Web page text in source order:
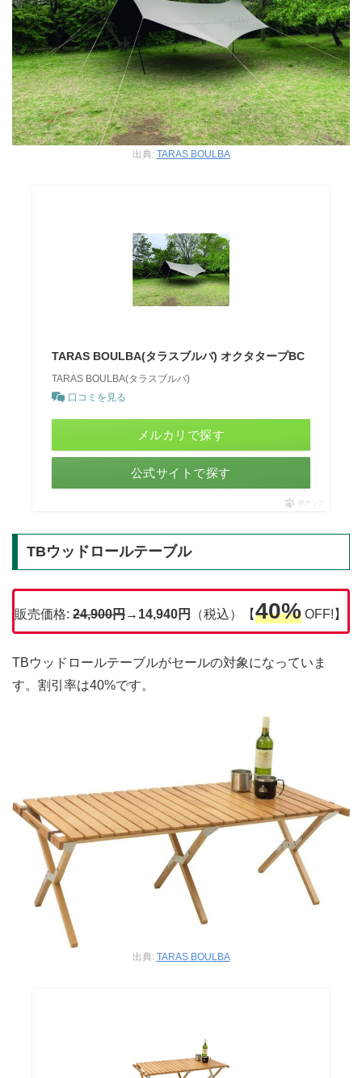
出典: TARAS BOULBA
TARAS BOULBA(タラスブルバ) オクタタープBC
TARAS BOULBA(タラスブルバ)
口コミを見る
メルカリで探す
公式サイトで探す
ポチップ
TBウッドロールテーブル
販売価格: 24,900円→14,940円 （税込）【40% OFF!】
TBウッドロールテーブルがセールの対象になっていま
す。割引率は40%です。
出典: TARAS BOULBA